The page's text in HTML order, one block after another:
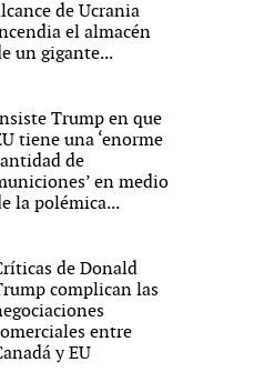
de Ucrania
el almacén
un gigante...
Trump en que
tiene una ‘enorme
de
en medio
la polémica...
de Donald
complican las
entre
y EU